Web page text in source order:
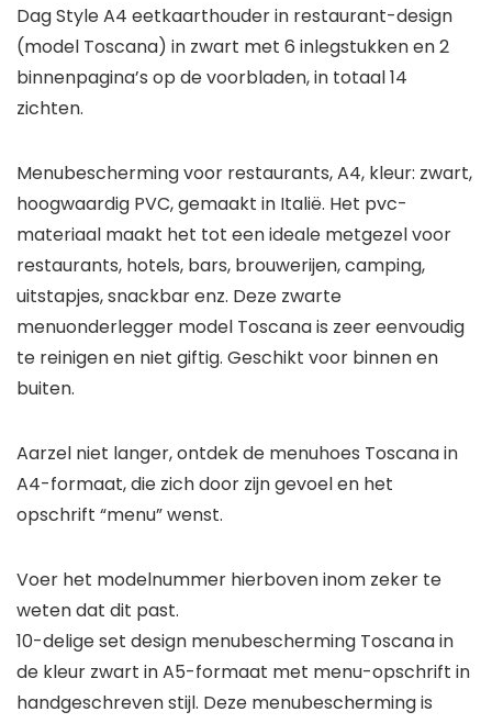
Dag Style A4 eetkaarthouder in restaurant-design
(model Toscana) in zwart met 6 inlegstukken en 2
binnenpagina’s op de voorbladen, in totaal 14
zichten.
Menubescherming voor restaurants, A4, kleur: zwart,
hoogwaardig PVC, gemaakt in Italië. Het pvc-
materiaal maakt het tot een ideale metgezel voor
restaurants, hotels, bars, brouwerijen, camping,
uitstapjes, snackbar enz. Deze zwarte
menuonderlegger model Toscana is zeer eenvoudig
te reinigen en niet giftig. Geschikt voor binnen en
buiten.
Aarzel niet langer, ontdek de menuhoes Toscana in
A4-formaat, die zich door zijn gevoel en het
opschrift “menu” wenst.
Voer het modelnummer hierboven inom zeker te
weten dat dit past.
10-delige set design menubescherming Toscana in
de kleur zwart in A5-formaat met menu-opschrift in
handgeschreven stijl. Deze menubescherming is